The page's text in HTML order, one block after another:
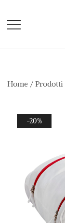
contenuto
Home / Prodotti
-20%